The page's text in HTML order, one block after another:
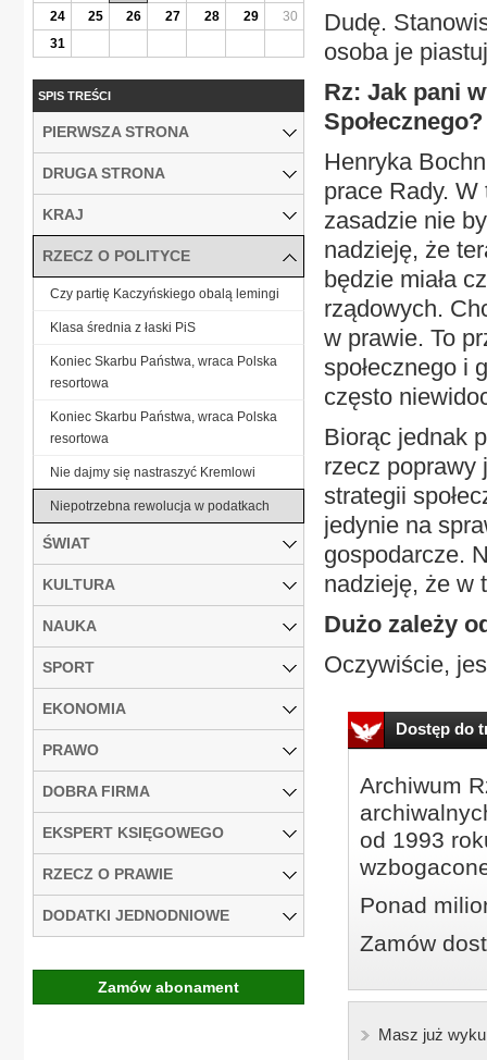
Dudę.
osoba je
Rz: Jak pani
Społecznego?
Henryka
prace Rady.
zasadzie nie
nadzieję, że
będzie miała
rządowych.
w prawie. To
społecznego i
często
Biorąc jednak
rzecz poprawy
strategii
jedynie na
gospodarcze.
nadzieję, że w
Dużo zależy
Oczywiście,
Dostęp do
Archiwum
od 1993
Ponad
Zamów
Masz już
24
25 26 27 28 29
30
31
SPIS TREŚCI
PIERWSZA STRONA
DRUGA STRONA
KRAJ
RZECZ O POLITYCE
Czy partię Kaczyńskiego obalą lemingi
Klasa średnia z łaski PiS
Koniec Skarbu Państwa, wraca Polska
resortowa
Koniec Skarbu Państwa, wraca Polska
resortowa
Nie dajmy się nastraszyć Kremlowi
Niepotrzebna rewolucja w podatkach
ŚWIAT
KULTURA
NAUKA
SPORT
EKONOMIA
PRAWO
DOBRA FIRMA
EKSPERT KSIĘGOWEGO
RZECZ O PRAWIE
DODATKI JEDNODNIOWE
Zamów abonament